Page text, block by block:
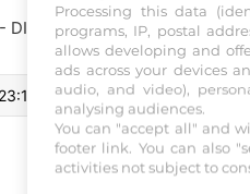
- DIRT) Plat - 4 ans et Plus -
23:16 Discipline : PLAT
Processing this data
programs, IP, postal
allows developing and
ads across your devices
audio, and video),
analysing audiences.
You can "accept all" and
footer link . You can also
activities not subject to